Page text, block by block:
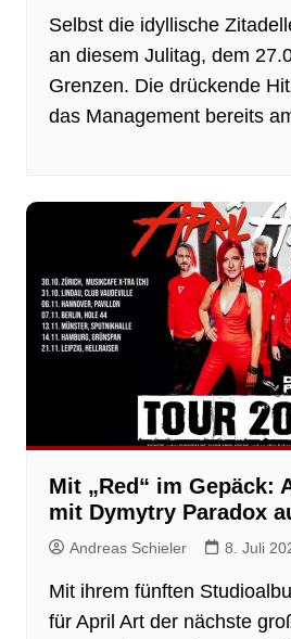
Selbst die idyllische
an diesem Julitag, dem
Grenzen. Die drückende
das Management bereits
Mit „Red“ im Gepäck:
mit Dymytry Paradox
Andreas Schieler 8. Juli
Mit ihrem fünften
für April Art der nächste